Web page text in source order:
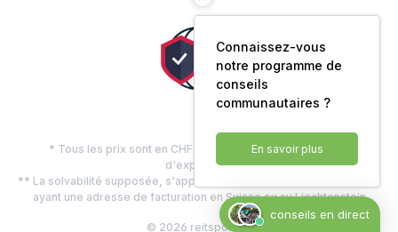
* Tous les prix sont en CHF, TVA comprise, plus les frais
d'expédition
** La solvabilité supposée, s'applique uniquement aux clients privés
ayant une adresse de facturation en Suisse ou au Liechtenstein
© 2026 reitsport.ch
Connaissez-vous
notre programme de
conseils
communautaires ?
En savoir plus
conseils en direct